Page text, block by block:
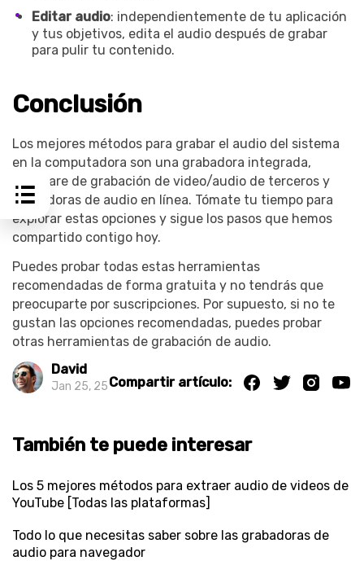
Editar audio: independientemente de tu aplicación
y tus objetivos, edita el audio después de grabar
para pulir tu contenido.
Conclusión
Los mejores métodos para grabar el audio del sistema
en la computadora son una grabadora integrada,
software de grabación de video/audio de terceros y
grabadoras de audio en línea. Tómate tu tiempo para
explorar estas opciones y sigue los pasos que hemos
compartido contigo hoy.
Puedes probar todas estas herramientas
recomendadas de forma gratuita y no tendrás que
preocuparte por suscripciones. Por supuesto, si no te
gustan las opciones recomendadas, puedes probar
otras herramientas de grabación de audio.
David
Jan 25, 25Compartir artículo:
También te puede interesar
Los 5 mejores métodos para extraer audio de videos de
YouTube [Todas las plataformas]
Todo lo que necesitas saber sobre las grabadoras de
audio para navegador